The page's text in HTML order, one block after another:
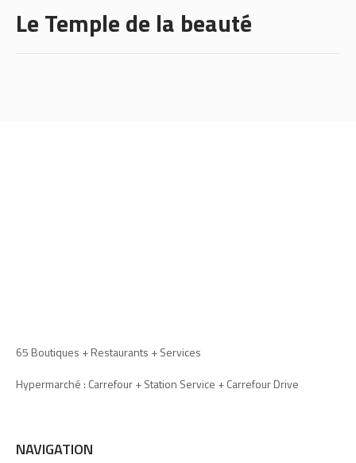
Le Temple de la beauté
65 Boutiques + Restaurants + Services
Hypermarché : Carrefour + Station Service + Carrefour Drive
NAVIGATION